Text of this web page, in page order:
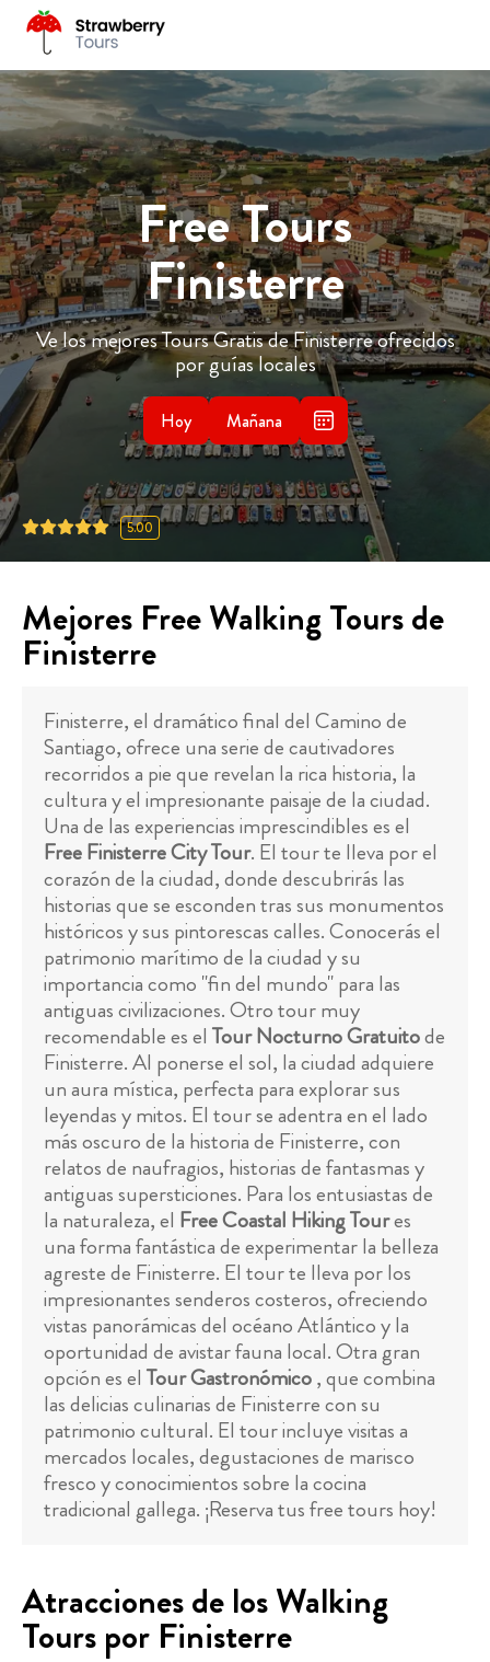
Free Tours
Finisterre
Ve los mejores Tours Gratis de Finisterre ofrecidos
por guías locales
Hoy Mañana
5.00
Mejores Free Walking Tours de
Finisterre
Finisterre, el dramático final del Camino de
Santiago, ofrece una serie de cautivadores
recorridos a pie que revelan la rica historia, la
cultura y el impresionante paisaje de la ciudad.
Una de las experiencias imprescindibles es el
Free Finisterre City Tour. El tour te lleva por el
corazón de la ciudad, donde descubrirás las
historias que se esconden tras sus monumentos
históricos y sus pintorescas calles. Conocerás el
patrimonio marítimo de la ciudad y su
importancia como "fin del mundo" para las
antiguas civilizaciones. Otro tour muy
recomendable es el Tour Nocturno Gratuitode
Finisterre. Al ponerse el sol, la ciudad adquiere
un aura mística, perfecta para explorar sus
leyendas y mitos. El tour se adentra en el lado
más oscuro de la historia de Finisterre, con
relatos de naufragios, historias de fantasmas y
antiguas supersticiones. Para los entusiastas de
la naturaleza, el Free Coastal Hiking Toures
una forma fantástica de experimentar la belleza
agreste de Finisterre. El tour te lleva por los
impresionantes senderos costeros, ofreciendo
vistas panorámicas del océano Atlántico y la
oportunidad de avistar fauna local. Otra gran
opción es el Tour Gastronómico, que combina
las delicias culinarias de Finisterre con su
patrimonio cultural. El tour incluye visitas a
mercados locales, degustaciones de marisco
fresco y conocimientos sobre la cocina
tradicional gallega. ¡Reserva tus free tours hoy!
Atracciones de los Walking
Tours por Finisterre